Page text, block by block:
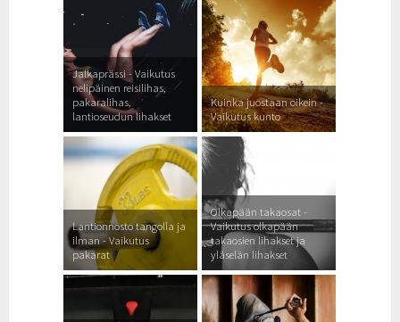
Jalkaprässi - Vaikutus
nelipäinen reisilihas,
pakaralihas,
lantioseudun lihakset
Kuinka juostaan oikein -
Vaikutus kunto
Lantionnosto tangolla ja
ilman - Vaikutus
pakarat
Olkapään takaosat -
Vaikutus olkapään
takaosien lihakset ja
yläselän lihakset